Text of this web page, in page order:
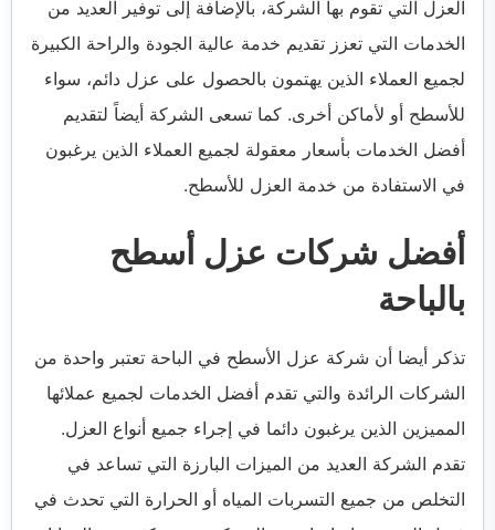
العزل التي تقوم بها الشركة، بالإضافة إلى توفير العديد من
الخدمات التي تعزز تقديم خدمة عالية الجودة والراحة الكبيرة
لجميع العملاء الذين يهتمون بالحصول على عزل دائم، سواء
للأسطح أو لأماكن أخرى. كما تسعى الشركة أيضاً لتقديم
أفضل الخدمات بأسعار معقولة لجميع العملاء الذين يرغبون
في الاستفادة من خدمة العزل للأسطح.
أفضل شركات عزل أسطح
بالباحة
تذكر أيضا أن شركة عزل الأسطح في الباحة تعتبر واحدة من
الشركات الرائدة والتي تقدم أفضل الخدمات لجميع عملائها
المميزين الذين يرغبون دائما في إجراء جميع أنواع العزل.
تقدم الشركة العديد من الميزات البارزة التي تساعد في
التخلص من جميع التسربات المياه أو الحرارة التي تحدث في